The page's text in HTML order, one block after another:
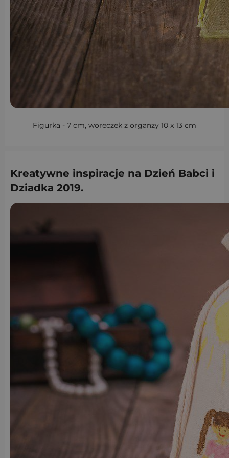
Figurka - 7 cm, woreczek z organzy 10 x 13 cm
Kreatywne inspiracje na Dzień Babci i
Dziadka 2019.